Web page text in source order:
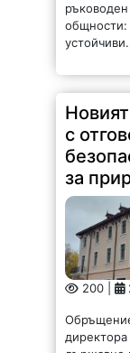
общности:
с
за
200 |